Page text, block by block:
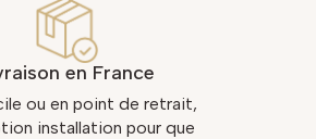
en France
ou en point de retrait,
installation pour que